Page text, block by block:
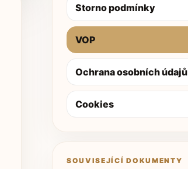
Storno podmínky
VOP
Ochrana osobních údajů
Cookies
SOUVISEJÍCÍ DOKUMENTY